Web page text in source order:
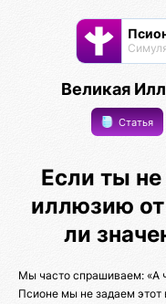
Великая
Статья
Если ты
иллюзию от
ли
Мы часто спрашиваем: «А
Псионе мы не задаем